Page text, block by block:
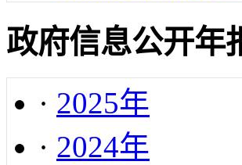
政府信息公开年
· 2025年
· 2024年